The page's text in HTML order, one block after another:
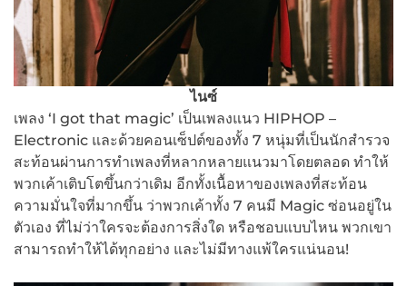
ไนซ์
เพลง ‘I got that magic’ เป็นเพลงแนว HIPHOP –
Electronic และด้วยคอนเซ็ปต์ของทั้ง 7 หนุ่มที่เป็นนักสำรวจ
สะท้อนผ่านการทำเพลงที่หลากหลายแนวมาโดยตลอด ทำให้
พวกเค้าเติบโตขึ้นกว่าเดิม อีกทั้งเนื้อหาของเพลงที่สะท้อน
ความมั่นใจที่มากขึ้น ว่าพวกเค้าทั้ง 7 คนมี Magic ซ่อนอยู่ใน
ตัวเอง ที่ไม่ว่าใครจะต้องการสิ่งใด หรือชอบแบบไหน พวกเขา
สามารถทำให้ได้ทุกอย่าง และไม่มีทางแพ้ใครแน่นอน!